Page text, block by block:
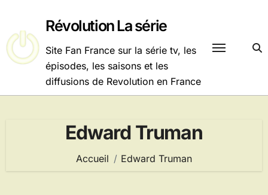
contenu
Révolution La série
Site Fan France sur la série tv, les
épisodes, les saisons et les
diffusions de Revolution en France
Edward Truman
Accueil Edward Truman